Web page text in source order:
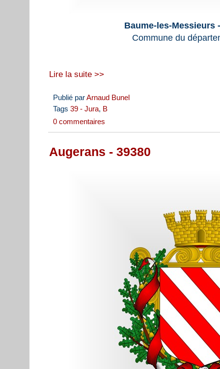
Baume-les-Messieurs
Commune du
Lire la suite >>
Publié parArnaud Bunel
Tags 39 - Jura, B
0 commentaires
Augerans - 39380